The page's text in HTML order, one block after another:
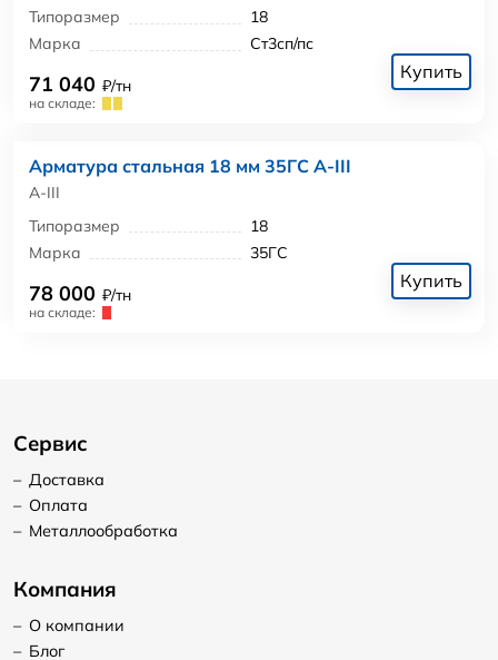
Типоразмер
18
Марка
Ст3сп/пс
71 040 ₽/тн
на складе:
Купить
Арматура стальная 18 мм 35ГС А-III
А-III
Типоразмер
18
Марка
35ГС
78 000 ₽/тн
на складе:
Купить
Сервис
– Доставка
– Оплата
– Металлообработка
Компания
– О компании
– Блог